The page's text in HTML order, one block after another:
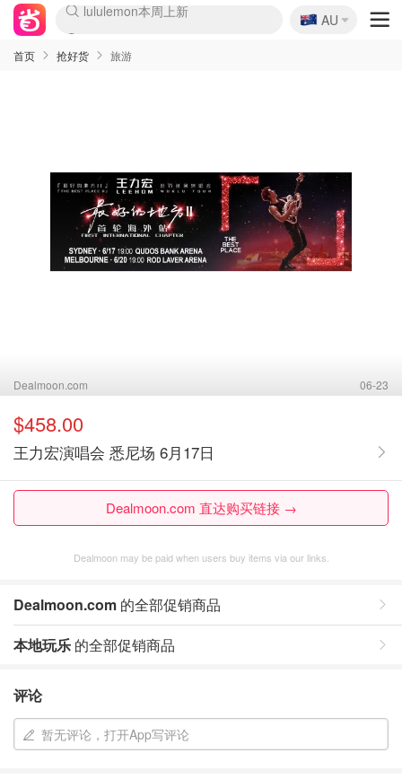
lululemon本周上新
Sasa美妆护肤3.5折
SSENSE年中3折
FreshBeauty好价汇总
Cettire降价+叠9折
Farfetch折上8折
WWS Coles超市实拍
viagogo二手票捡漏
Myer清仓1折起
The Outnet奢牌1折起
David Jones 3折起
Flannels大牌1折
Perfumes Club护肤1折
AMIRO返校季6.2折
Oweek抽奖送Airpods
Amazon折扣汇总
eToro入金$200送$50
Amazon数码好物
ICONIC本周7.5折
ThedoubleF高奢地板价
Moose Knuckles 6折
丝芙兰5折起
EUFY官网3.7折起
Selenichast首饰2折
Trip机票酒店促销
YSL送5件彩妆礼
Amazon家居好物
BIGBANG巡演开票
David Jones时尚3折
Amazon美妆护肤
雅漾大喷$8
过敏原检测盒$33
伊索独家赠50ml沐浴露
科颜氏送高保湿面霜
SEALIFE海洋馆门票6折
丝塔芙大白罐$16
订阅Newsletter送香薰
Cult Beauty 6.8折
Harrods圣诞日历2.3折
LN-CC奢牌私促3折
d'Alba空姐喷雾$16
EVE LOM套装逆天2折
Bernardelli独家4折
Adore Beauty 6折起
CT圣诞日历
Mytheresa奢品2.7折
🇦🇺
AU
首页 抢好货 旅游
Dealmoon.com 06-23
$458.00
王力宏演唱会 悉尼场 6月17日
Dealmoon.com 直达购买链接 →
Dealmoon may be paid when users buy items via our links.
Dealmoon.com 的全部促销商品
本地玩乐 的全部促销商品
评论
暂无评论，打开App写评论